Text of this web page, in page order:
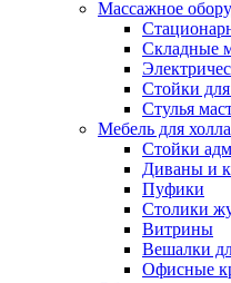
Массажное
Складные
Стойки
Стулья
Мебель для холла
Стойки
Диваны и
Пуфики
Столики
Витрины
Вешалки
Офисные